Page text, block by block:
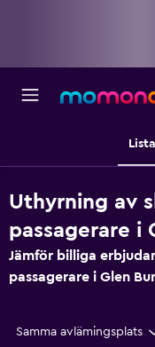
Uthyrning av
passagerare i
Jämför billiga
passagerare i Glen
Samma avlämingsplats